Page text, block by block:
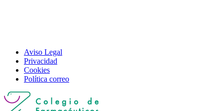
Aviso Legal
Privacidad
Cookies
Política correo